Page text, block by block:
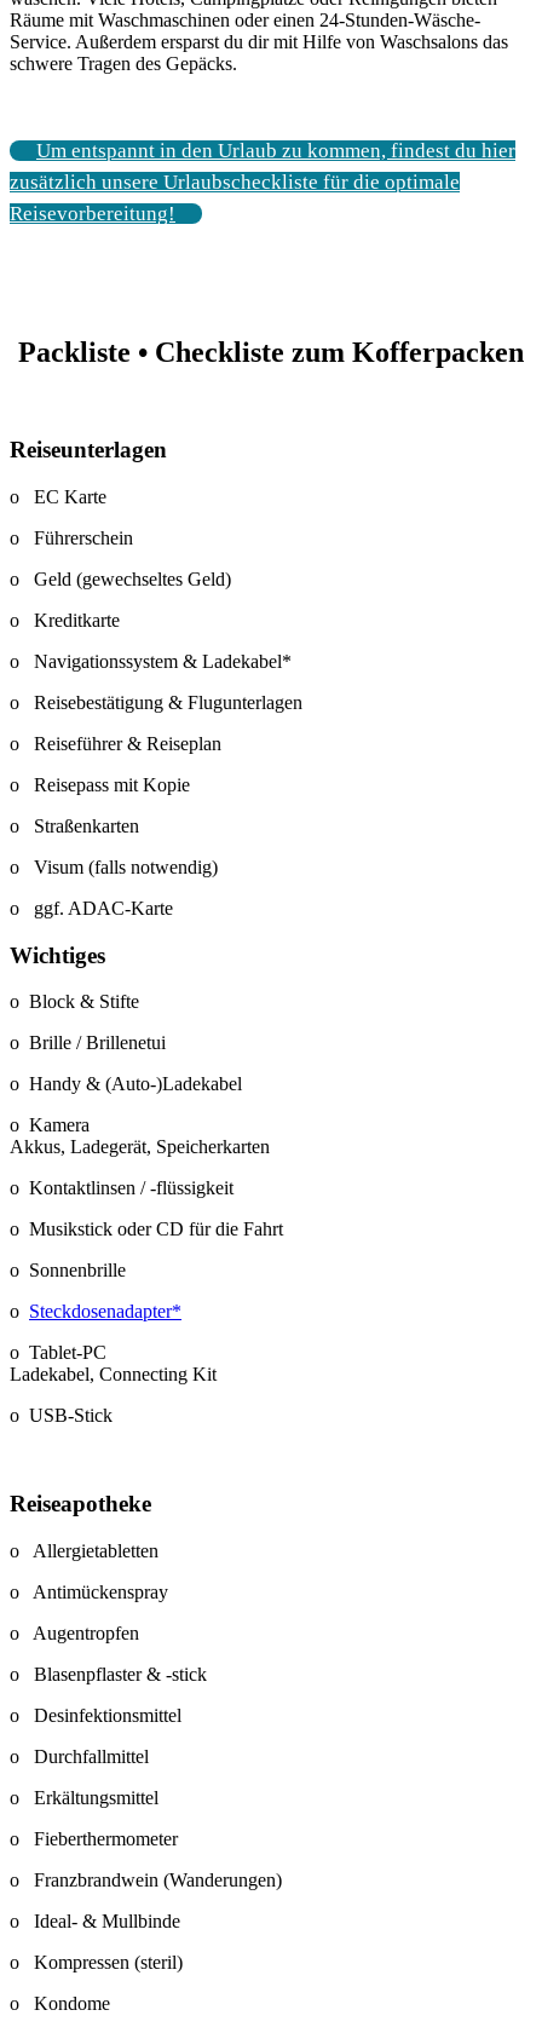
Räume mit Waschmaschinen oder einen 24-Stunden-Wäsche-
Service. Außerdem ersparst du dir mit Hilfe von Waschsalons das
schwere Tragen des Gepäcks.
Um entspannt in den Urlaub zu kommen, findest du hier
zusätzlich unsere Urlaubscheckliste für die optimale
Reisevorbereitung!
Packliste • Checkliste zum Kofferpacken
Reiseunterlagen
o EC Karte
o Führerschein
o Geld (gewechseltes Geld)
o Kreditkarte
o Navigationssystem & Ladekabel*
o Reisebestätigung & Flugunterlagen
o Reiseführer & Reiseplan
o Reisepass mit Kopie
o Straßenkarten
o Visum (falls notwendig)
o ggf. ADAC-Karte
Wichtiges
o Block & Stifte
o Brille / Brillenetui
o Handy & (Auto-)Ladekabel
o Kamera
Akkus, Ladegerät, Speicherkarten
o Kontaktlinsen / -flüssigkeit
o Musikstick oder CD für die Fahrt
o Sonnenbrille
o Steckdosenadapter*
o Tablet-PC
Ladekabel, Connecting Kit
o USB-Stick
Reiseapotheke
o Allergietabletten
o Antimückenspray
o Augentropfen
o Blasenpflaster & -stick
o Desinfektionsmittel
o Durchfallmittel
o Erkältungsmittel
o Fieberthermometer
o Franzbrandwein (Wanderungen)
o Ideal- & Mullbinde
o Kompressen (steril)
o Kondome